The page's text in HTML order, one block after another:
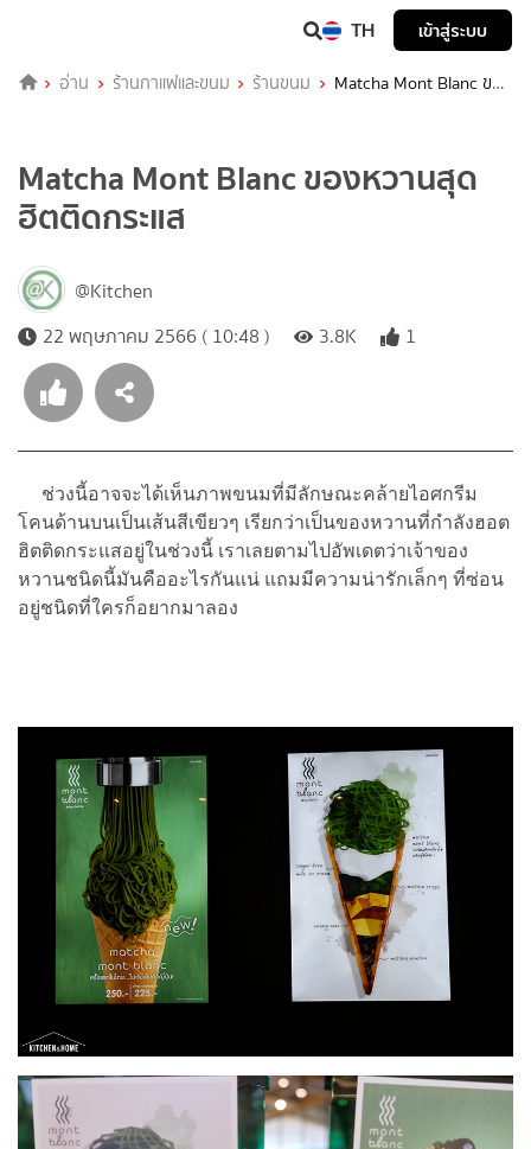
TH เข้าสู่ระบบ
อ่าน ร้านกาแฟและขนม ร้านขนม
Matcha Mont Blanc ของ
Matcha Mont Blanc ของหวานสุด
ฮิตติดกระแส
@Kitchen
22 พฤษภาคม 2566 ( 10:48 )
3.8K 1
ช่วงนี้อาจจะได้เห็นภาพขนมที่มีลักษณะคล้ายไอศกรีม
โคนด้านบนเป็นเส้นสีเขียวๆ เรียกว่าเป็นของหวานที่กำลังฮอต
ฮิตติดกระแสอยู่ในช่วงนี้ เราเลยตามไปอัพเดตว่าเจ้าของ
หวานชนิดนี้มันคืออะไรกันแน่ แถมมีความน่ารักเล็กๆ ที่ซ่อน
อยู่ชนิดที่ใครก็อยากมาลอง